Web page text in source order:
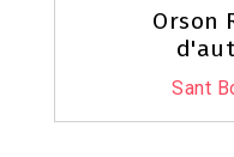
Orson
Sant